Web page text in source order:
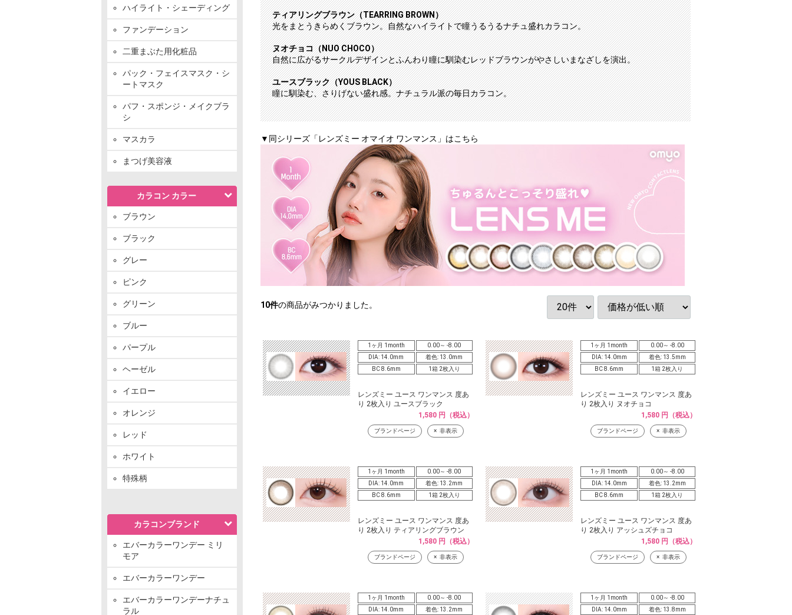
ハイライト・シェーディング
ファンデーション
二重まぶた用化粧品
パック・フェイスマスク・シ
ートマスク
パフ・スポンジ・メイクブラ
シ
マスカラ
まつげ美容液
カラコン カラー
ブラウン
ブラック
グレー
ピンク
グリーン
ブルー
パープル
ヘーゼル
イエロー
オレンジ
レッド
ホワイト
特殊柄
カラコンブランド
エバーカラーワンデー ミリ
モア
エバーカラーワンデー
エバーカラーワンデーナチュ
ラル
ティアリングブラウン（TEARRING BROWN）
光をまとうきらめくブラウン。自然なハイライトで瞳うるうるナチュ盛れカラコン。
ヌオチョコ（NUO CHOCO）
自然に広がるサークルデザインとふんわり瞳に馴染むレッドブラウンがやさしいまなざしを演出。
ユースブラック（YOUS BLACK）
瞳に馴染む、さりげない盛れ感。ナチュラル派の毎日カラコン。
▼同シリーズ「レンズミー オマイオ ワンマンス」はこちら
10件の商品がみつかりました。
1ヶ月 1month
0.00～ -8.00
DIA: 14.0mm
着色: 13.0mm
BC 8.6mm
1箱 2枚入り
レンズミー ユース ワンマンス 度あ
り 2枚入り ユースブラック
1,580 円（税込）
ブランドページ 非表示
1ヶ月 1month
0.00～ -8.00
DIA: 14.0mm
着色: 13.5mm
BC 8.6mm
1箱 2枚入り
レンズミー ユース ワンマンス 度あ
り 2枚入り ヌオチョコ
1,580 円（税込）
ブランドページ 非表示
1ヶ月 1month
0.00～ -8.00
DIA: 14.0mm
着色: 13.2mm
BC 8.6mm
1箱 2枚入り
レンズミー ユース ワンマンス 度あ
り 2枚入り ティアリングブラウン
1,580 円（税込）
ブランドページ 非表示
1ヶ月 1month
0.00～ -8.00
DIA: 14.0mm
着色: 13.2mm
BC 8.6mm
1箱 2枚入り
レンズミー ユース ワンマンス 度あ
り 2枚入り アッシュズチョコ
1,580 円（税込）
ブランドページ 非表示
1ヶ月 1month
0.00～ -8.00
DIA: 14.0mm
着色: 13.2mm
1ヶ月 1month
0.00～ -8.00
DIA: 14.0mm
着色: 13.8mm